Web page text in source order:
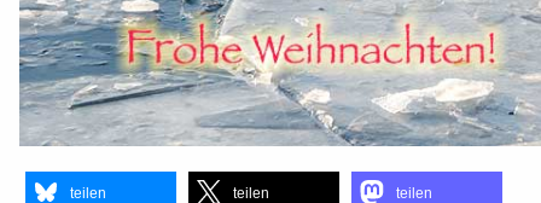
teilen teilen teilen